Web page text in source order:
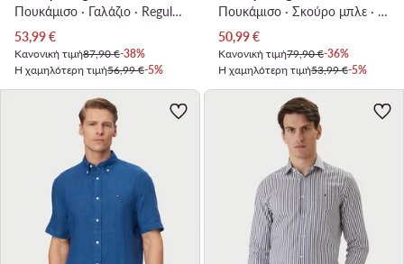
Πουκάμισο · Γαλάζιο · Regular Fit
Τρέχουσα τιμή
53,99€
Κανονική τιμή87,90 €-38%
Η χαμηλότερη τιμή56,99 €-5%
Πουκάμισο · Σκούρο μπλε · Slim Fit
Τρέχουσα τιμή
50,99€
Κανονική τιμή79,90 €-36%
Η χαμηλότερη τιμή53,99 €-5%